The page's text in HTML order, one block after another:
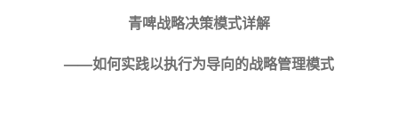
青啤战略决策模式详解
——如何实践以执行为导向的战略管理模式